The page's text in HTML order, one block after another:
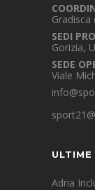
Gradisca
SEDI
Gorizia,
SEDE
Viale
ULTIME
Adria